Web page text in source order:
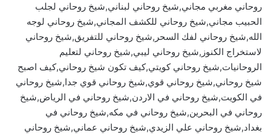
روحاني مغربي مجاني,شيخ روحاني لبناني,شيخ روحاني لجلب
الحبيب مجاني,شيخ روحاني للكشف المجاني,شيخ روحاني لوجه
الله,شيخ روحاني لفك السحر,شيخ روحاني للتفريق,شيخ روحاني
لاستخراج الكنوز,شيخ روحاني ليبي,شيخ روحاني لتعليم
الروحانيات,شيخ روحاني كويتي,كيف تكون شيخ روحاني,كيف اصبح
شيخ روحاني,شيخ روحاني قوي,شيخ روحاني قوي جدا,شيخ روحاني
في الكويت,شيخ روحاني في الاردن,شيخ روحاني في الرياض,شيخ
روحاني في البحرين,شيخ روحاني في مكه,شيخ روحاني في
بغداد,شيخ روحاني علي الزيدي,شيخ روحاني عماني,شيخ روحاني